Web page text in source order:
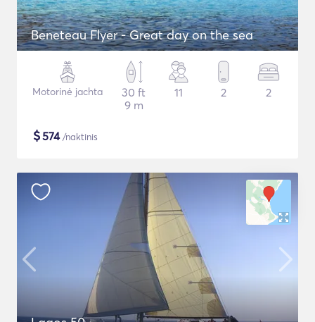
Beneteau Flyer - Great day on the sea
Motorinė jachta
30 ft
9 m
11 2 2
$574/naktinis